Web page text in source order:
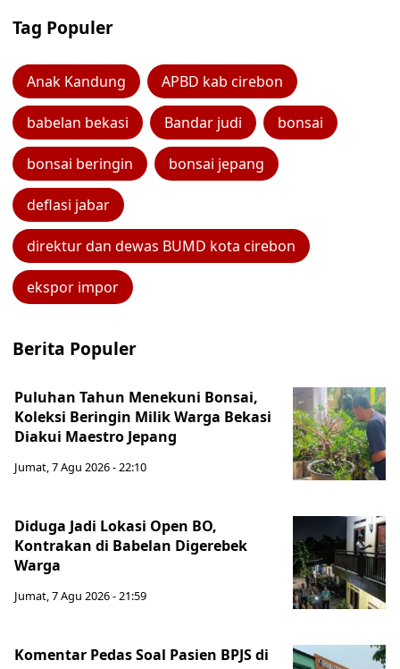
Tag Populer
Anak Kandung APBD kab cirebon
babelan bekasi Bandar judi bonsai
bonsai beringin bonsai jepang
deflasi jabar
direktur dan dewas BUMD kota cirebon
ekspor impor
Berita Populer
Puluhan Tahun Menekuni Bonsai,
Koleksi Beringin Milik Warga Bekasi
Diakui Maestro Jepang
Jumat, 7 Agu 2026 - 22:10
Diduga Jadi Lokasi Open BO,
Kontrakan di Babelan Digerebek
Warga
Jumat, 7 Agu 2026 - 21:59
Komentar Pedas Soal Pasien BPJS di